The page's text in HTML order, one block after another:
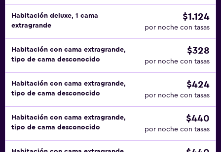
Habitación deluxe, 1 cama
extragrande
$1.124
por noche con tasas
Habitación con cama extragrande,
tipo de cama desconocido
$328
por noche con tasas
Habitación con cama extragrande,
tipo de cama desconocido
$424
por noche con tasas
Habitación con cama extragrande,
tipo de cama desconocido
$440
por noche con tasas